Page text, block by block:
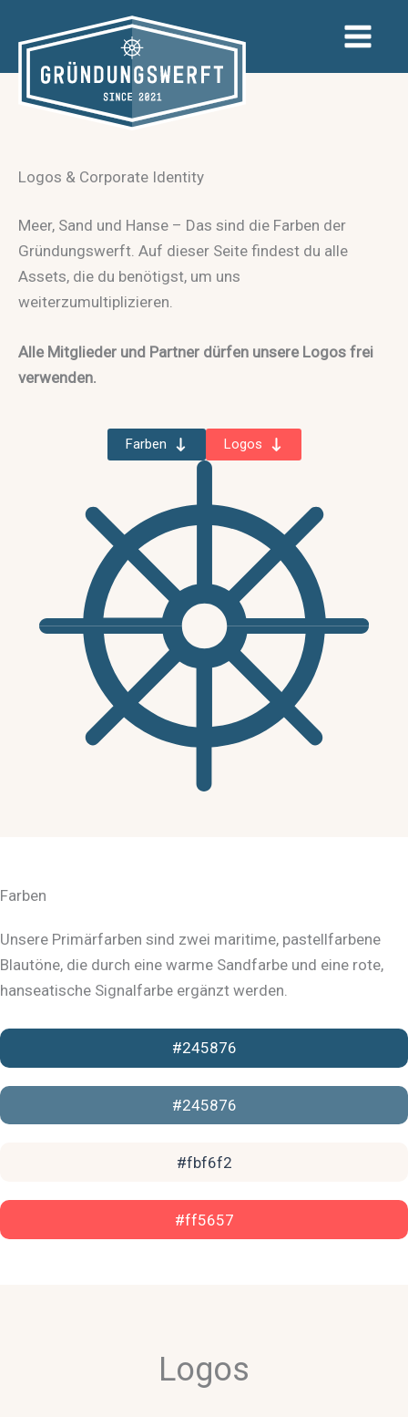
Inhalt
springen
Logos & Corporate Identity
Meer, Sand und Hanse – Das sind die Farben der
Gründungswerft. Auf dieser Seite findest du alle
Assets, die du benötigst, um uns
weiterzumultiplizieren.
Alle Mitglieder und Partner dürfen unsere Logos frei
verwenden.
Farben Logos
Farben
Unsere Primärfarben sind zwei maritime, pastellfarbene
Blautöne, die durch eine warme Sandfarbe und eine rote,
hanseatische Signalfarbe ergänzt werden.
#245876
#245876
#fbf6f2
#ff5657
Logos